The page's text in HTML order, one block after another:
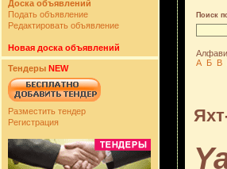
Доска объявлений
Подать объявление
Редактировать объявление
Новая доска объявлений
Тендеры NEW
Разместить тендер
Регистрация
Поиск
А Б В